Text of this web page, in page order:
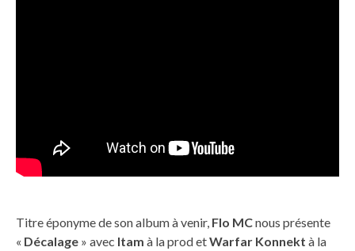
Titre éponyme de son album à venir, Flo MCnous présente
« Décalage » avec Itam à la prod etWarfar Konnekt à la